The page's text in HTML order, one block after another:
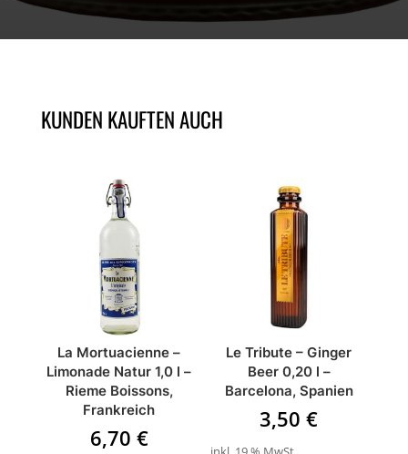
KUNDEN KAUFTEN AUCH
La Mortuacienne –
Limonade Natur 1,0 l –
Rieme Boissons,
Frankreich
6,70 €
Le Tribute – Ginger
Beer 0,20 l –
Barcelona, Spanien
3,50€